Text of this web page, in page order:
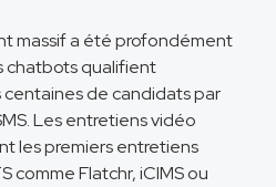
massif a été profondément
chatbots qualifient
de candidats par
Les entretiens vidéo
les premiers entretiens
comme Flatchr, iCIMS ou